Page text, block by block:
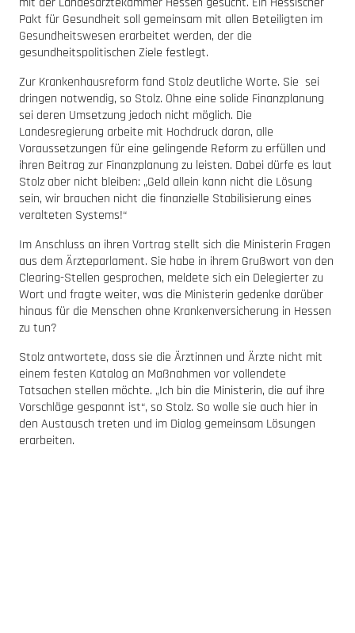
Pakt für Gesundheit soll gemeinsam mit allen Beteiligten im
Gesundheitswesen erarbeitet werden, der die
gesundheitspolitischen Ziele festlegt.
Zur Krankenhausreform fand Stolz deutliche Worte. Sie sei
dringen notwendig, so Stolz. Ohne eine solide Finanzplanung
sei deren Umsetzung jedoch nicht möglich. Die
Landesregierung arbeite mit Hochdruck daran, alle
Voraussetzungen für eine gelingende Reform zu erfüllen und
ihren Beitrag zur Finanzplanung zu leisten. Dabei dürfe es laut
Stolz aber nicht bleiben: „Geld allein kann nicht die Lösung
sein, wir brauchen nicht die finanzielle Stabilisierung eines
veralteten Systems!“
Im Anschluss an ihren Vortrag stellt sich die Ministerin Fragen
aus dem Ärzteparlament. Sie habe in ihrem Grußwort von den
Clearing-Stellen gesprochen, meldete sich ein Delegierter zu
Wort und fragte weiter, was die Ministerin gedenke darüber
hinaus für die Menschen ohne Krankenversicherung in Hessen
zu tun?
Stolz antwortete, dass sie die Ärztinnen und Ärzte nicht mit
einem festen Katalog an Maßnahmen vor vollendete
Tatsachen stellen möchte. „Ich bin die Ministerin, die auf ihre
Vorschläge gespannt ist“, so Stolz. So wolle sie auch hier in
den Austausch treten und im Dialog gemeinsam Lösungen
erarbeiten.